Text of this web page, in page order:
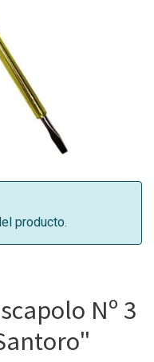
producto.
Nº 3